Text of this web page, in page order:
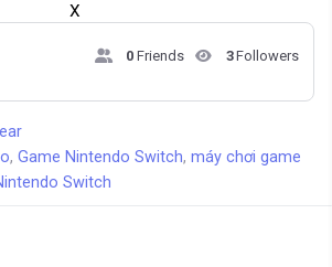
X
0 Friends 3Followers
, Game Nintendo Switch, máy chơi game
Switch